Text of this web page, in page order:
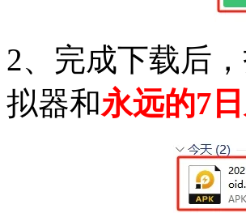
2、完成下载后
拟器和永远的7